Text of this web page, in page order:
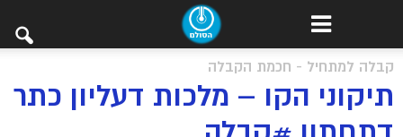
קבלה למתחיל - חכמת הקבלה
תיקוני הקו – מלכות דעליון כתר